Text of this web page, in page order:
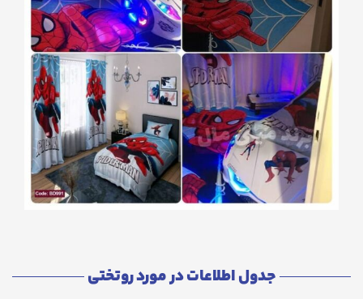
جدول اطلاعات در مورد روتختی